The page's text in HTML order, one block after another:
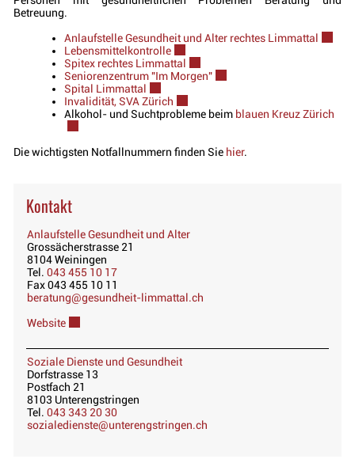
Betreuung.
Anlaufstelle Gesundheit und Alter rechtes Limmattal
Lebensmittelkontrolle
Spitex rechtes Limmattal
Seniorenzentrum "Im Morgen"
Spital Limmattal
Invalidität, SVA Zürich
Alkohol- und Suchtprobleme beim blauen Kreuz Zürich
Die wichtigsten Notfallnummern finden Sie hier.
Kontakt
Anlaufstelle Gesundheit und Alter
Grossächerstrasse 21
8104 Weiningen
Tel. 043 455 10 17
Fax 043 455 10 11
beratung@gesundheit-limmattal.ch
Website
Soziale Dienste und Gesundheit
Dorfstrasse 13
Postfach 21
8103 Unterengstringen
Tel. 043 343 20 30
sozialedienste@unterengstringen.ch